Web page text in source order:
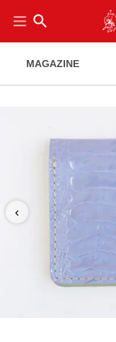
search
MAGAZINE
‹